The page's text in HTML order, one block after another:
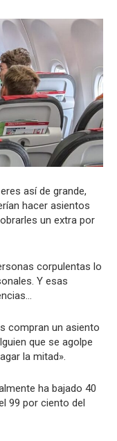
así de grande,
hacer asientos
un extra por
corpulentas lo
Y esas
compran un asiento
que se agolpe
la mitad».
ha bajado 40
99 por ciento del